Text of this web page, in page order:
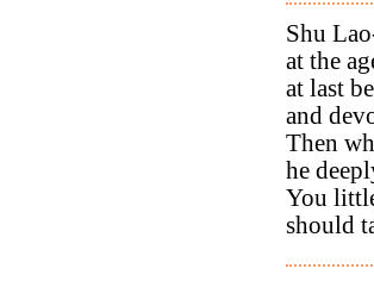
Shu
at the
at last
and
Then
he
You
should